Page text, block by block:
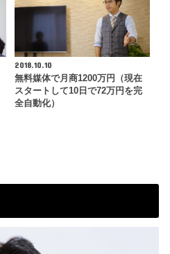
2018.10.10
無料媒体で月商1200万円（現在
スタートして10日で72万円を完
全自動化）